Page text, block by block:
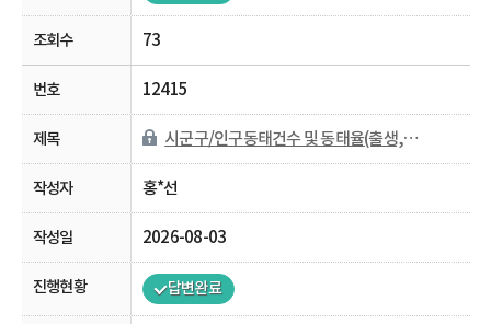
73
12415
시군구/인구동태건수 및 동태율(출생,사망,혼인,이혼) 자료 문의
홍*선
2026-08-03
답변완료